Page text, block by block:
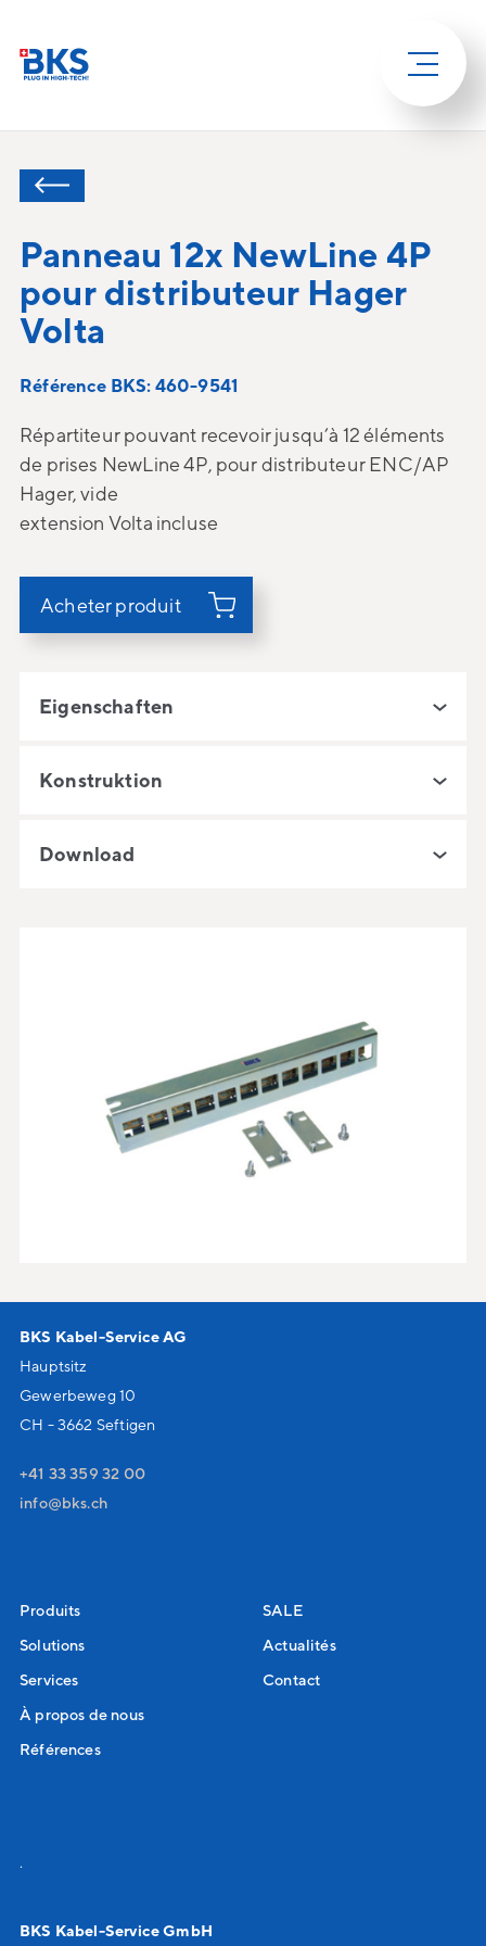
Panneau 12x NewLine 4P
pour distributeur Hager
Volta
Référence BKS: 460-9541
Répartiteur pouvant recevoir jusqu’à 12 éléments
de prises NewLine 4P, pour distributeur ENC/AP
Hager, vide
extension Volta incluse
Acheter produit
Eigenschaften
Konstruktion
Download
BKS Kabel-Service AG
Hauptsitz
Gewerbeweg 10
CH - 3662 Seftigen
+41 33 359 32 00
nf
bks ch
Produits
Solutions
Services
À propos de nous
Références
SALE
Actualités
Contact
.
BKS Kabel-Service GmbH